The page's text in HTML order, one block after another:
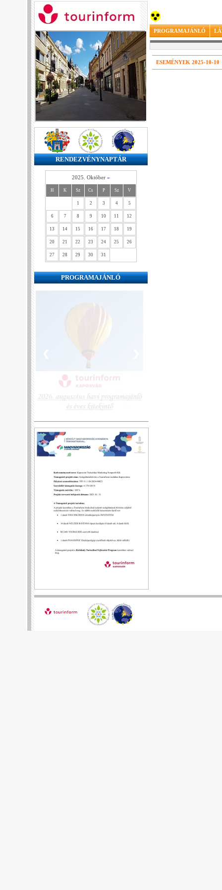
RENDEZVÉNYNAPTÁR
2025. Október »
H K Sz Cs P Sz V
1 2 3 4 5
6 7 8 9 10 11 12
13 14 15 16 17 18 19
20 21 22 23 24 25 26
27 28 29 30 31
PROGRAMAJÁNLÓ
PROGRAMAJÁNLÓ
ESEMÉNYEK 2025-10-10